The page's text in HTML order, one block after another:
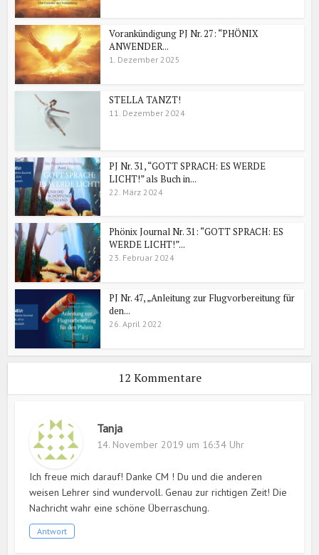
Vorankündigung PJ Nr. 27: “PHÖNIX
ANWENDER...
1. Dezember 2025
STELLA TANZT!
11. Dezember 2024
PJ Nr. 31, “GOTT SPRACH: ES WERDE
LICHT!” als Buch in...
22. März 2024
Phönix Journal Nr. 31: “GOTT SPRACH: ES
WERDE LICHT!”...
23. Februar 2024
PJ Nr. 47, „Anleitung zur Flugvorbereitung für
den...
26. April 2022
12 Kommentare
Tanja
14. November 2019 um 16:34 Uhr
Ich freue mich darauf! Danke CM ! Du und die anderen
weisen Lehrer sind wundervoll. Genau zur richtigen Zeit! Die
Nachricht wahr eine schöne Überraschung.
Antwort